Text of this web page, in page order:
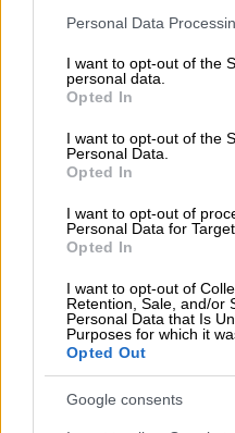
Please note that this
not limited to your visit or
grant or deny consent to
use your data for below
consent section.
Personal Data
I want to opt-out of the
personal data.
Opted In
I want to opt-out of the
Personal Data.
Opted In
I want to opt-out of
Personal Data for
Opted In
I want to opt-out of
Retention, Sale, and/or
Personal Data that Is
Purposes for which it
Opted Out
Google consents
Αθλητισμός 25.08.2023
παρά τον σάλο και
το φιλί στο στόμα
με την κυβέρνηση
«τελειώσει»
κοινωνικής
ήταν αυθόρμητο και